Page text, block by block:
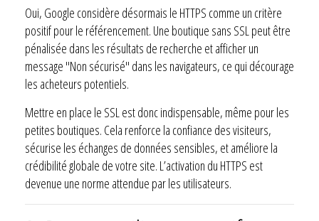
Oui, Google considère désormais le HTTPS comme un critère
positif pour le référencement. Une boutique sans SSL peut être
pénalisée dans les résultats de recherche et afficher un
message "Non sécurisé" dans les navigateurs, ce qui décourage
les acheteurs potentiels.
Mettre en place le SSL est donc indispensable, même pour les
petites boutiques. Cela renforce la confiance des visiteurs,
sécurise les échanges de données sensibles, et améliore la
crédibilité globale de votre site. L’activation du HTTPS est
devenue une norme attendue par les utilisateurs.